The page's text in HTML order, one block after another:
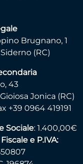
Brugnano, 1
(RC)
43
Jonica (RC)
+39 0964 419191
Sociale: 1.400,00€
e P.IVA: